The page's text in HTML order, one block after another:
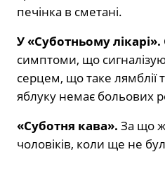
печінка в сметані.
У «Суботньому лікарі».
симптоми, що
серцем, що таке лямблії
яблуку немає больових
«Суботня кава». За що
чоловіків, коли ще не